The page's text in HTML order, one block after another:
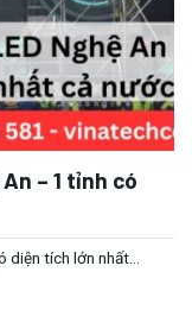
– 1 tỉnh có
diện tích lớn nhất...